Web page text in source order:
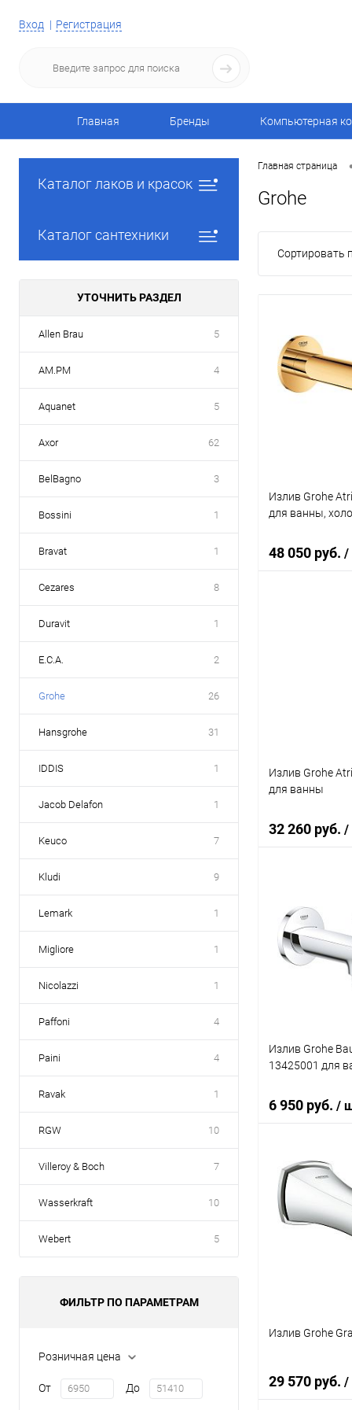
Вход Регистрация
Главная Бренды Компьютерная
Каталог лаков и красок
Каталог сантехники
УТОЧНИТЬ РАЗДЕЛ
Allen Brau 5
AM.PM 4
Aquanet 5
Axor 62
BelBagno 3
Bossini 1
Bravat 1
Cezares 8
Duravit 1
E.C.A. 2
Grohe 26
Hansgrohe 31
IDDIS 1
Jacob Delafon 1
Keuco 7
Kludi 9
Lemark 1
Migliore 1
Nicolazzi 1
Paffoni 4
Paini 4
Ravak 1
RGW 10
Villeroy & Boch 7
Wasserkraft 10
Webert 5
ФИЛЬТР ПО ПАРАМЕТРАМ
Розничная цена
От До
Главная страница
Grohe
Сортировать
Излив Grohe
для ванны,
48 050 руб. /
Излив Grohe
для ванны
32 260 руб. /
Купить в 1
В избранное
Излив Grohe
13425001 для
6 950 руб. /
Купить в 1
Излив Grohe
29 570 руб. /